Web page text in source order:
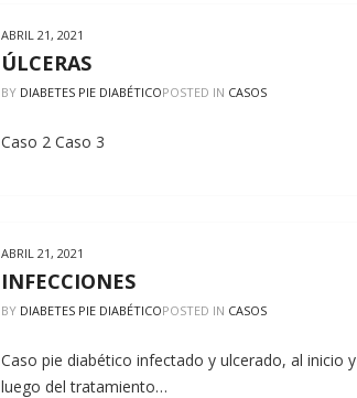
ABRIL 21, 2021
ÚLCERAS
BY DIABETES PIE DIABÉTICOPOSTED IN CASOS
Caso 2 Caso 3
ABRIL 21, 2021
INFECCIONES
BY DIABETES PIE DIABÉTICOPOSTED IN CASOS
Caso pie diabético infectado y ulcerado, al inicio y
luego del tratamiento…